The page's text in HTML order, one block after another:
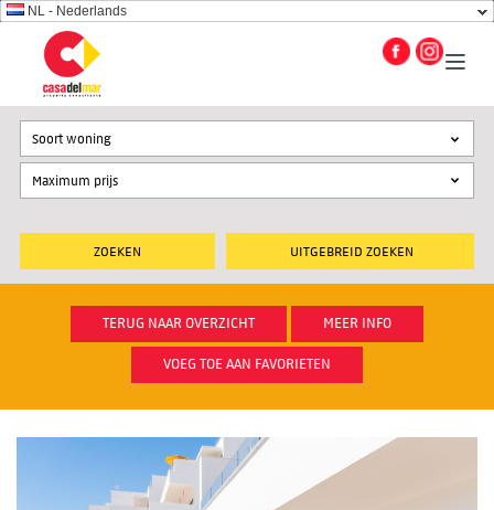
NL - Nederlands
UITGEBREID ZOEKEN
Soort woning
TERUG NAAR OVERZICHT MEER INFO
VOEG TOE AAN FAVORIETEN